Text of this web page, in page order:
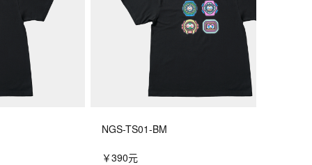
NGS-TS01-BM
￥390元